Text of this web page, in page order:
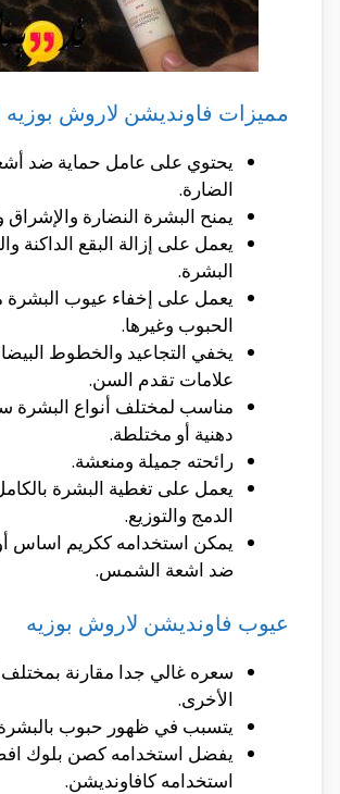
مميزات فاونديشن لاروش بوزيه
يحتوي على عامل حماية ضد
الضارة.
يمنح البشرة النضارة والإشراق
يعمل على إزالة البقع الداكنة
البشرة.
يعمل على إخفاء عيوب البشرة
الحبوب وغيرها.
يخفي التجاعيد والخطوط البيضاء
علامات تقدم السن.
مناسب لمختلف أنواع البشرة
دهنية أو مختلطة.
رائحته جميلة ومنعشة.
يعمل على تغطية البشرة
الدمج والتوزيع.
يمكن استخدامه ككريم اساس
ضد اشعة الشمس.
عيوب فاونديشن لاروش بوزيه
سعره غالي جدا مقارنة بمختلف
الأخرى.
يتسبب في ظهور حبوب
يفضل استخدامه كصن بلوك
استخدامه كافاونديشن.